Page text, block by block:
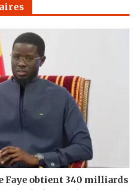
Faye obtient 340 milliards